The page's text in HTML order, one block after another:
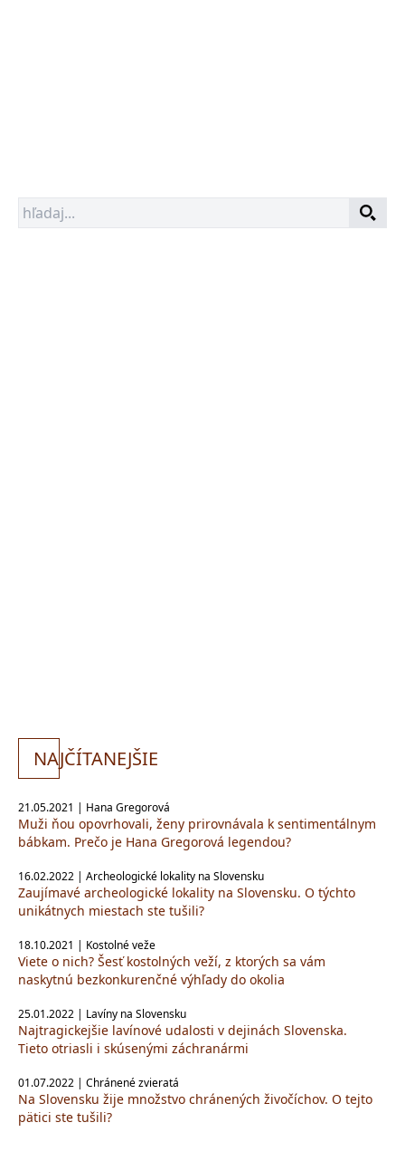
NAJČÍTANEJŠIE
21.05.2021 | Hana Gregorová
Muži ňou opovrhovali, ženy prirovnávala k sentimentálnym
bábkam. Prečo je Hana Gregorová legendou?
16.02.2022 | Archeologické lokality na Slovensku
Zaujímavé archeologické lokality na Slovensku. O týchto
unikátnych miestach ste tušili?
18.10.2021 | Kostolné veže
Viete o nich? Šesť kostolných veží, z ktorých sa vám
naskytnú bezkonkurenčné výhľady do okolia
25.01.2022 | Lavíny na Slovensku
Najtragickejšie lavínové udalosti v dejinách Slovenska.
Tieto otriasli i skúsenými záchranármi
01.07.2022 | Chránené zvieratá
Na Slovensku žije množstvo chránených živočíchov. O tejto
pätici ste tušili?